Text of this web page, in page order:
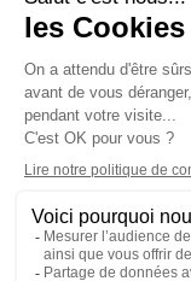
POLITIQUE